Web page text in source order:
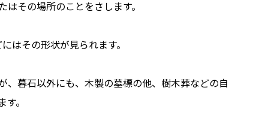
その場所のことをさします。
はその形状が見られます。
、暮石以外にも、木製の墓標の他、樹木葬などの自
。